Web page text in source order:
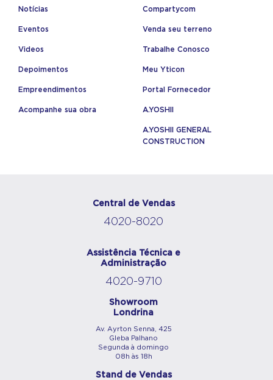
Notícias
Eventos
Videos
Depoimentos
Empreendimentos
Acompanhe sua obra
Compartycom
Venda seu terreno
Trabalhe Conosco
Meu Yticon
Portal Fornecedor
A.YOSHII
A.YOSHII GENERAL
CONSTRUCTION
Central de Vendas
4020-8020
Assistência Técnica e
Administração
4020-9710
Showroom
Londrina
Av. Ayrton Senna, 425
Gleba Palhano
Segunda à domingo
08h às 18h
Stand de Vendas